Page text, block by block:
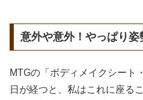
意外や意外！やっぱり姿
MTGの「ボディメイクシート
日が経つと、私はこれに座る